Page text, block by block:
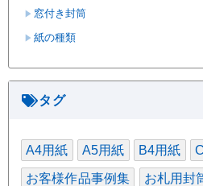
窓付き封筒
紙の種類
タグ
A4用紙 A5用紙 B4用紙
お客様作品事例集 お札用封